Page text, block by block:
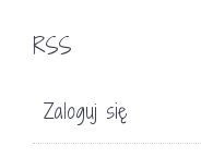
RSS
Zaloguj się